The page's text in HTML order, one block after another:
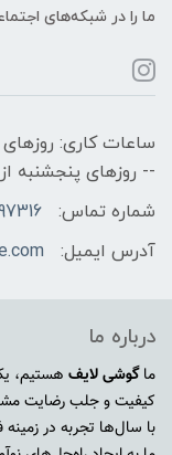
ما را در شبکه‌های
-- روزهای پنجشنبه از
شماره تماس:
آدرس ایمیل:
درباره ما
ماگوشی لایف هستیم،
کیفیت و جلب رضایت
با سال‌ها تجربه در